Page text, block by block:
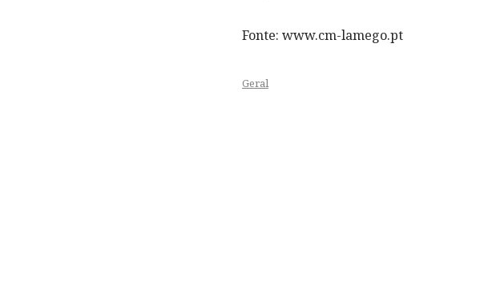
Fonte: www.cm-lamego.pt
Geral